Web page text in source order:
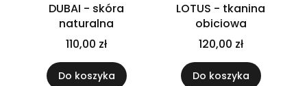
DUBAI - skóra
naturalna
110,00 zł
Do koszyka
LOTUS - tkanina
obiciowa
120,00 zł
Do koszyka